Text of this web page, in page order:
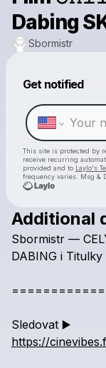
Dabing
Sbormistr
Get notified
This site is protected by
receive recurring
provided and to Laylo's
frequency varies. Msg &
Additional
Sbormistr —
DABING i Titulky
Sledovat ▶️
https://